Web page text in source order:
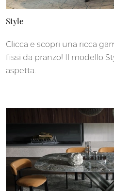
Style
Clicca e scopri una ricca
fissi da pranzo! Il modello
aspetta.